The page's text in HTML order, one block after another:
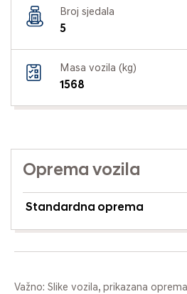
Broj sjedala
5
Masa vozila (kg)
1568
Oprema vozila
Standardna oprema
Važno: Slike vozila, prikazana